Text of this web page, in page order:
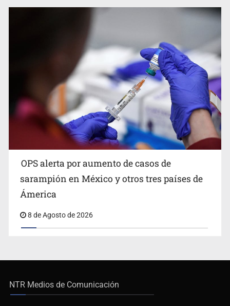
OPS alerta por aumento de casos de
sarampión en México y otros tres países de
Ámerica
8 de Agosto de 2026
NTR Medios de Comunicación